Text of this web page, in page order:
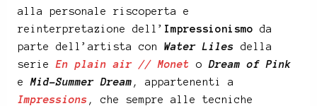
alla personale riscoperta e
reinterpretazione dell’ Impressionismo da
parte dell’artista con Water Liles
della
serie En plain air // Monet oDream of Pink
eMid-Summer Dream , appartenenti a
Impressions , che sempre alle tecniche